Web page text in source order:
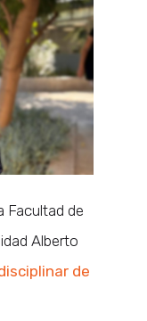
Facultad de
Alberto
de